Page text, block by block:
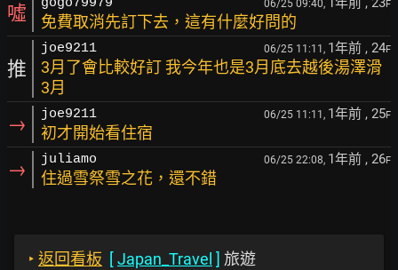
噓 gogo79979 06/25 09:40, F
免費取消先訂下去，這有什麼好問的
推
joe9211 06/25 11:11, 1年前 , 24F
3月了會比較好訂 我今年也是3月底去越後湯澤滑
3月
→ joe9211 06/25 11:11, 1年前 , 25F
初才開始看住宿
→ juliamo 06/25 22:08, 1年前 , 26F
住過雪祭雪之花，還不錯
‣ 返回看板 [Japan_Travel ] 旅遊